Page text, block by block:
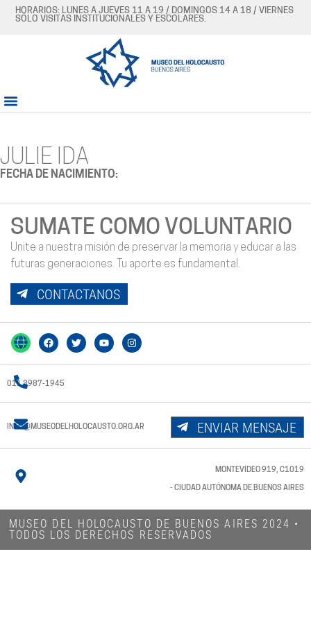
HORARIOS: LUNES A JUEVES 11 A 19 / DOMINGOS 14 A 18 / VIERNES
SÓLO VISITAS INSTITUCIONALES Y ESCOLARES.
JULIE IDA
FECHA DE NACIMIENTO:
SUMATE COMO VOLUNTARIO
Unite a nuestra misión de preservar la memoria y educar a las
futuras generaciones. Tu aporte es fundamental.
CONTACTANOS
011 3987-1945
INFO@MUSEODELHOLOCAUSTO.ORG.AR ENVIAR MENSAJE
MONTEVIDEO 919, C1019
- CIUDAD AUTÓNOMA DE BUENOS AIRES
MUSEO DEL HOLOCAUSTO DE BUENOS AIRES 2024​ •
TODOS LOS DERECHOS RESERVADOS